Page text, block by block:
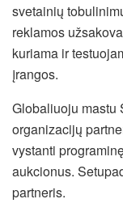
svetainių
reklamos
kuriama ir
įrangos.
Globaliuoju mastu
organizacijų
vystanti
aukcionus.
partneris.